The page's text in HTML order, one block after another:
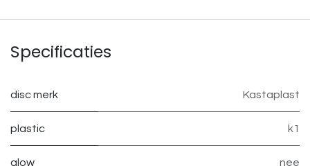
Specificaties
disc merk Kastaplast
plastic k1
glow nee